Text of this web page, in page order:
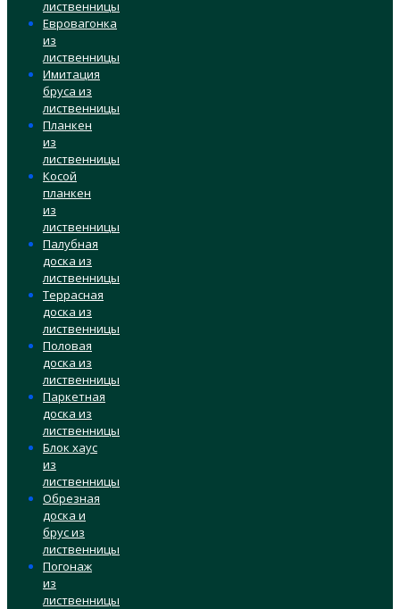
лиственницы
Евровагонка
из
лиственницы
Имитация
бруса из
лиственницы
Планкен
из
лиственницы
Косой
планкен
из
лиственницы
Палубная
доска из
лиственницы
Террасная
доска из
лиственницы
Половая
доска из
лиственницы
Паркетная
доска из
лиственницы
Блок хаус
из
лиственницы
Обрезная
доска и
брус из
лиственницы
Погонаж
из
лиственницы